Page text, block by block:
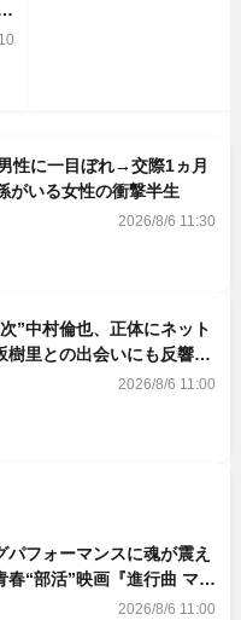
性に一目ぼれ→交際1ヵ月
いる女性の衝撃半生
2026/8/6 11:30
”中村倫也、正体にネット
里との出会いにも反響
そう」「仲良くしなよ！」
2026/8/6 11:00
パフォーマンスに魂が震え
“部活”映画『進行曲 マー
告解禁
2026/8/6 11:00